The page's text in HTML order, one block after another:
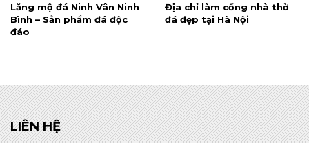
Lăng mộ đá Ninh Vân Ninh
Bình – Sản phẩm đá độc
đáo
Địa chỉ làm cổng nhà thờ
đá đẹp tại Hà Nội
LIÊN HỆ